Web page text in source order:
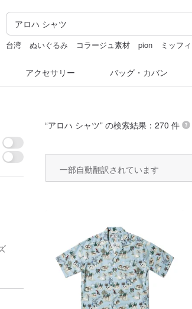
台湾 ぬいぐるみ コラージュ素材 pion ミッフィ
アクセサリー バッグ・カバン
“アロハ シャツ” の検索結果：270 件
一部自動翻訳されています